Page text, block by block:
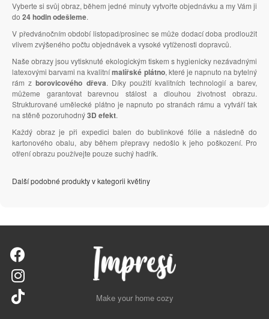
Vyberte si svůj obraz, během jedné minuty vytvořte objednávku a my Vám ji
do 24 hodin odešleme.
V předvánočním období listopad/prosinec se může dodací doba prodloužit
vlivem zvýšeného počtu objednávek a vysoké vytíženosti dopravců.
Naše obrazy jsou vytisknuté ekologickým tiskem s hygienicky nezávadnými
latexovými barvami na kvalitnímalířské plátno, které je napnuto na bytelný
rám zborovicového dřeva. Díky použití kvalitních technologií a barev,
můžeme garantovat barevnou stálost a dlouhou životnost obrazu.
Strukturované umělecké plátno je napnuto po stranách rámu a vytváří tak
na stěně pozoruhodný3D efekt.
Každý obraz je při expedici balen do bublinkové fólie a následně do
kartonového obalu, aby během přepravy nedošlo k jeho poškození. Pro
otření obrazu používejte pouze suchý hadřík.
Další podobné produkty v kategorii květiny
Make your home cozy